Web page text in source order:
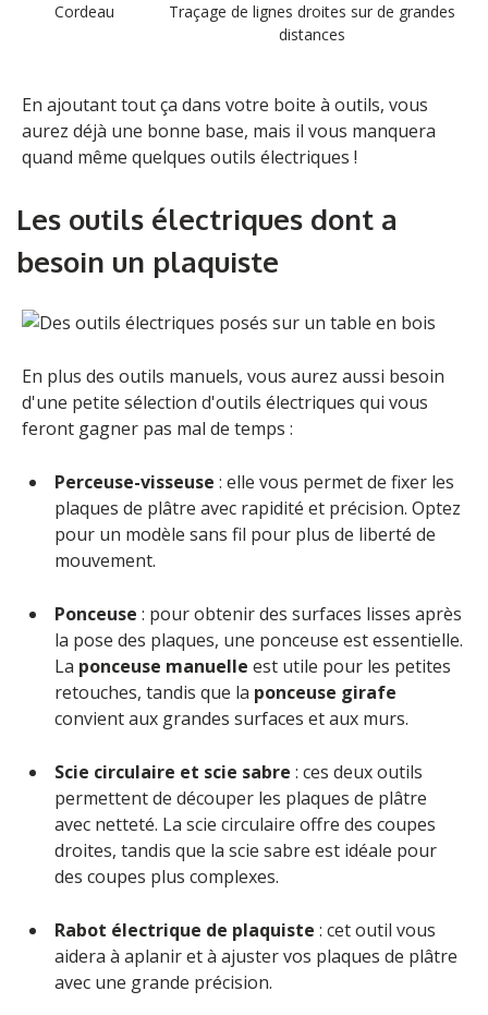
Cordeau
Traçage de lignes droites sur de grandes
distances
En ajoutant tout ça dans votre boite à outils, vous
aurez déjà une bonne base, mais il vous manquera
quand même quelques outils électriques !
Les outils électriques dont a
besoin un plaquiste
En plus des outils manuels, vous aurez aussi besoin
d'une petite sélection d'outils électriques qui vous
feront gagner pas mal de temps :
Perceuse-visseuse : elle vous permet de fixer les
plaques de plâtre avec rapidité et précision. Optez
pour un modèle sans fil pour plus de liberté de
mouvement.
Ponceuse : pour obtenir des surfaces lisses après
la pose des plaques, une ponceuse est essentielle.
La ponceuse manuelle est utile pour les petites
retouches, tandis que la ponceuse girafe
convient aux grandes surfaces et aux murs.
Scie circulaire et scie sabre : ces deux outils
permettent de découper les plaques de plâtre
avec netteté. La scie circulaire offre des coupes
droites, tandis que la scie sabre est idéale pour
des coupes plus complexes.
Rabot électrique de plaquiste : cet outil vous
aidera à aplanir et à ajuster vos plaques de plâtre
avec une grande précision.